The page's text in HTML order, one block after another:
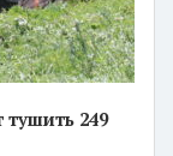
249